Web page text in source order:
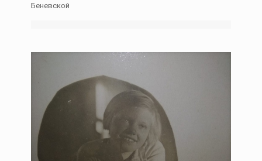
Беневской